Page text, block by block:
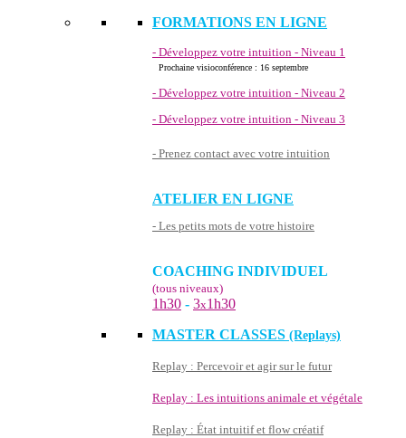
FORMATIONS EN LIGNE
- Développez votre intuition - Niveau 1
Prochaine visioconférence : 16 septembre
- Développez votre intuition - Niveau 2
- Développez votre intuition - Niveau 3
- Prenez contact avec votre intuition
ATELIER EN LIGNE
- Les petits mots de votre histoire
COACHING INDIVIDUEL
(tous niveaux)
1h30 - 3x1h30
MASTER CLASSES (Replays)
Replay : Percevoir et agir sur le futur
Replay : Les intuitions animale et végétale
Replay : État intuitif et flow créatif